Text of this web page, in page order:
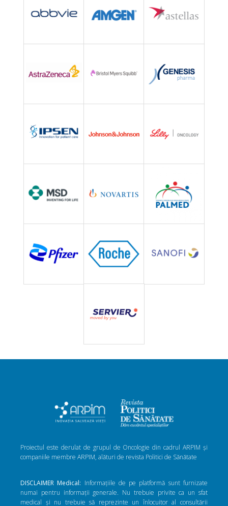
Proiectul este derulat de grupul de Oncologie din cadrul ARPIM și
companiile membre ARPIM, alături de revista Politici de Sănătate
DISCLAIMER Medical: Informațiile de pe platformă sunt furnizate
numai pentru informații generale. Nu trebuie privite ca un sfat
medical și nu trebuie să reprezinte un înlocuitor al consultării